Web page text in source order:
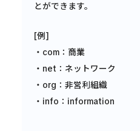
とができます。
[例]
・com：商業
・net：ネットワーク
・org：非営利組織
・info：information